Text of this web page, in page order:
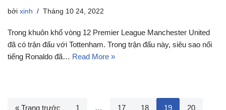
bởi xinh Tháng 10 24, 2022
Trong khuôn khổ vòng 12 Premier League Manchester United
đã có trận đấu với Tottenham. Trong trận đấu này, siêu sao nổi
tiếng Ronaldo đã… Read More »
« Trang trước 1 … 17 18 19 20